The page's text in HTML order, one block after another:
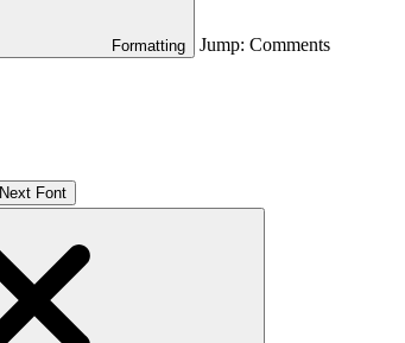
Formatting Jump: Comments
Next Font